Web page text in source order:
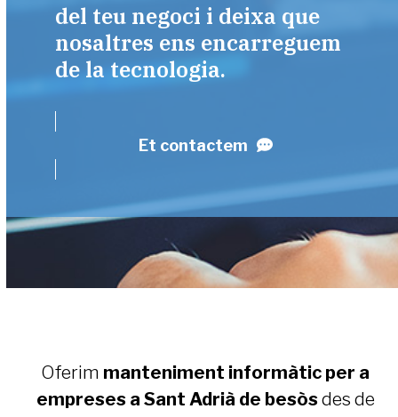
del teu negoci i deixa que
nosaltres ens encarreguem
de la tecnologia.
Et contactem
Oferim manteniment informàtic per a
empreses a Sant Adrià de besòsdes de